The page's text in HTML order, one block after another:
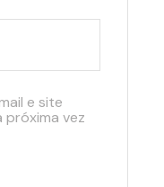
e site
próxima vez